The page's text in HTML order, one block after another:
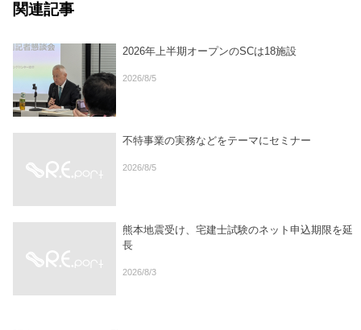
関連記事
2026年上半期オープンのSCは18施設
2026/8/5
不特事業の実務などをテーマにセミナー
2026/8/5
熊本地震受け、宅建士試験のネット申込期限を延
長
2026/8/3